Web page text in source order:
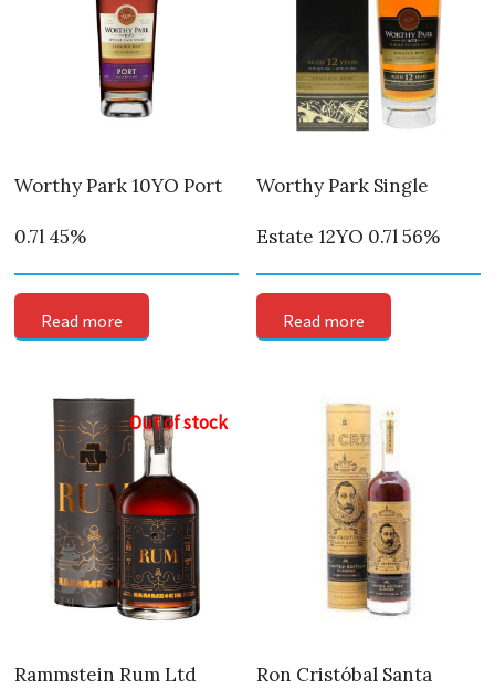
Worthy Park 10YO Port
0.7l 45%
Read more
Worthy Park Single
Estate 12YO 0.7l 56%
Read more
Out of stock
Rammstein Rum Ltd Ron Cristóbal Santa